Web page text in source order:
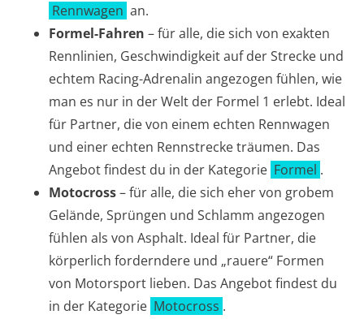
Rennwagen an.
Formel-Fahren – für alle, die sich von exakten
Rennlinien, Geschwindigkeit auf der Strecke und
echtem Racing-Adrenalin angezogen fühlen, wie
man es nur in der Welt der Formel 1 erlebt. Ideal
für Partner, die von einem echten Rennwagen
und einer echten Rennstrecke träumen. Das
Angebot findest du in der Kategorie Formel .
Motocross– für alle, die sich eher von grobem
Gelände, Sprüngen und Schlamm angezogen
fühlen als von Asphalt. Ideal für Partner, die
körperlich forderndere und „rauere“ Formen
von Motorsport lieben. Das Angebot findest du
in der Kategorie Motocross .